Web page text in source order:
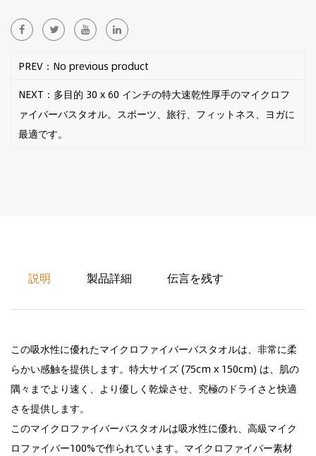
PREV：No previous product
NEXT：多目的 30 x 60 インチの特大速乾性厚手のマイクロフ
ァイバーバスタオル。スポーツ、旅行、フィットネス、ヨガに
最適です。
説明 製品詳細 伝言を残す
この吸水性に優れたマイクロファイバーバスタオルは、非常に柔
らかい感触を提供します。特大サイズ (75cm x 150cm) は、肌の
隅々までより速く、より優しく乾燥させ、究極のドライさと快適
さを提供します。
このマイクロファイバーバスタオルは吸水性に優れ、高級マイク
ロファイバー100%で作られています。マイクロファイバー素材